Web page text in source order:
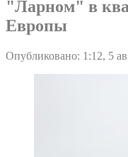
"Ларном" в
Европы
Опубликовано: 1:12, 5